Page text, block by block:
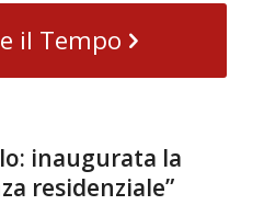
il Tempo
inaugurata la
residenziale”